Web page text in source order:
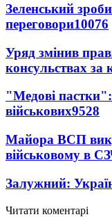
Зеленський
переговори10076
Уряд змінив
консульствах за
"Медові
військових9528
Майора ВСП
військовому в
Залужний:
Читати коментарі